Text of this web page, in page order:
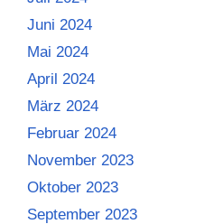
Juni 2024
Mai 2024
April 2024
März 2024
Februar 2024
November 2023
Oktober 2023
September 2023